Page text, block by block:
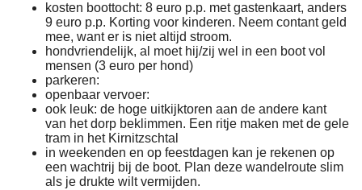
kosten boottocht: 8 euro p.p. met gastenkaart, anders
9 euro p.p. Korting voor kinderen. Neem contant geld
mee, want er is niet altijd stroom.
hondvriendelijk, al moet hij/zij wel in een boot vol
mensen (3 euro per hond)
parkeren:
openbaar vervoer:
ook leuk: de hoge uitkijktoren aan de andere kant
van het dorp beklimmen. Een ritje maken met de gele
tram in het Kirnitzschtal
in weekenden en op feestdagen kan je rekenen op
een wachtrij bij de boot. Plan deze wandelroute slim
als je drukte wilt vermijden.